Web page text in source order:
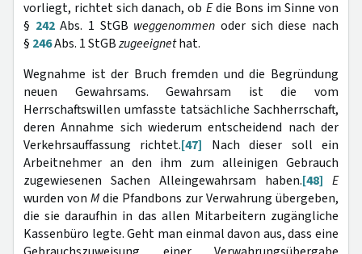
vorliegt, richtet sich danach, ob Edie Bons im Sinne von
§ 242Abs. 1 StGB weggenommen oder sich diese nach
§ 246Abs. 1 StGBzugeeignethat.
Wegnahme ist der Bruch fremden und die Begründung
neuen Gewahrsams. Gewahrsam ist die vom
Herrschaftswillen umfasste tatsächliche Sachherrschaft,
deren Annahme sich wiederum entscheidend nach der
Verkehrsauffassung richtet.[47] Nach dieser soll ein
Arbeitnehmer an den ihm zum alleinigen Gebrauch
zugewiesenen Sachen Alleingewahrsam haben.[48] E
wurden von Mdie Pfandbons zur Verwahrung übergeben,
die sie daraufhin in das allen Mitarbeitern zugängliche
Kassenbüro legte. Geht man einmal davon aus, dass eine